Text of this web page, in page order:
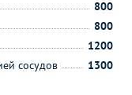
800
800
1200
сосудов
1300